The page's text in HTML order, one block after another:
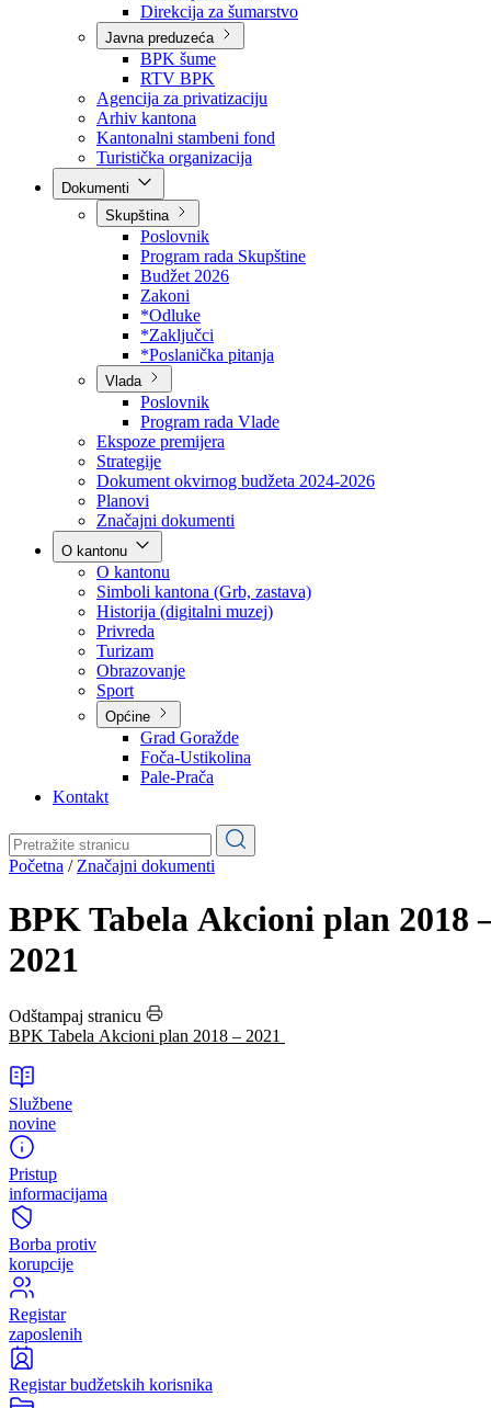
Direkcije
Direkcija za robne rezerve
Direkcija za ceste
Direkcija za šumarstvo
Javna preduzeća
BPK šume
RTV BPK
Agencija za privatizaciju
Arhiv kantona
Kantonalni stambeni fond
Turistička organizacija
Skupština
Poslovnik
Program rada Skupštine
Budžet 2026
Zakoni
*Odluke
*Zaključci
*Poslanička pitanja
Vlada
Poslovnik
Program rada Vlade
Ekspoze premijera
Strategije
Dokument okvirnog budžeta 2024-2026
Planovi
Značajni dokumenti
O kantonu
O kantonu
Simboli kantona (Grb, zastava)
Historija (digitalni muzej)
Privreda
Turizam
Obrazovanje
Općine
Pale-Prača
Kontakt
Početna/Značajni dokumenti
BPK Tabela Akcioni plan 2018
2021
Odštampaj stranicu
BPK Tabela Akcioni plan 2018 – 2021
Službene
novine
Pristup
informacijama
Borba protiv
korupcije
Registar
zaposlenih